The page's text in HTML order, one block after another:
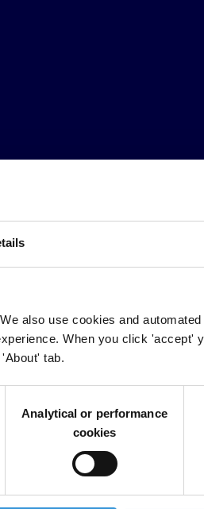
also use cookies and
When you click 'accept'
tab.
Analytical or performance
cookies
avances en la lucha contra la
considerablemente, mientras
del crimen organizado
países como
resultados en el IPC, también
las personas. EnPerú (30), la
contaminadas y en